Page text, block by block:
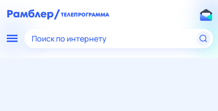
Поиск по интернету